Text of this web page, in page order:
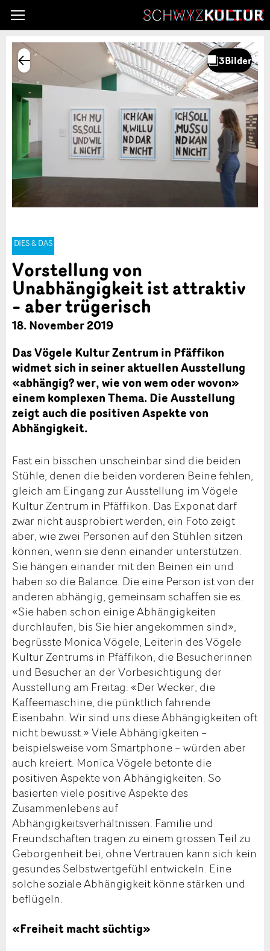
DIES & DAS
Vorstellung von
Unabhängigkeit ist attraktiv
– aber trügerisch
18. November 2019
Das Vögele Kultur Zentrum in Pfäffikon
widmet sich in seiner aktuellen Ausstellung
«abhängig? wer, wie von wem oder wovon»
einem komplexen Thema. Die Ausstellung
zeigt auch die positiven Aspekte von
Abhängigkeit.
Fast ein bisschen unscheinbar sind die beiden
Stühle, denen die beiden vorderen Beine fehlen,
gleich am Eingang zur Ausstellung im Vögele
Kultur Zentrum in Pfäffikon. Das Exponat darf
zwar nicht ausprobiert werden, ein Foto zeigt
aber, wie zwei Personen auf den Stühlen sitzen
können, wenn sie denn einander unterstützen.
Sie hängen einander mit den Beinen ein und
haben so die Balance. Die eine Person ist von der
anderen abhängig, gemeinsam schaffen sie es.
«Sie haben schon einige Abhängigkeiten
durchlaufen, bis Sie hier angekommen sind»,
begrüsste Monica Vögele, Leiterin des Vögele
Kultur Zentrums in Pfäffikon, die Besucherinnen
und Besucher an der Vorbesichtigung der
Ausstellung am Freitag. «Der Wecker, die
Kaffeemaschine, die pünktlich fahrende
Eisenbahn. Wir sind uns diese Abhängigkeiten oft
nicht bewusst.» Viele Abhängigkeiten –
beispielsweise vom Smartphone – würden aber
auch kreiert. Monica Vögele betonte die
positiven Aspekte von Abhängigkeiten. So
basierten viele positive Aspekte des
Zusammenlebens auf
Abhängigkeitsverhältnissen. Familie und
Freundschaften tragen zu einem grossen Teil zu
Geborgenheit bei, ohne Vertrauen kann sich kein
gesundes Selbstwertgefühl entwickeln. Eine
solche soziale Abhängigkeit könne stärken und
beflügeln.
«Freiheit macht süchtig»